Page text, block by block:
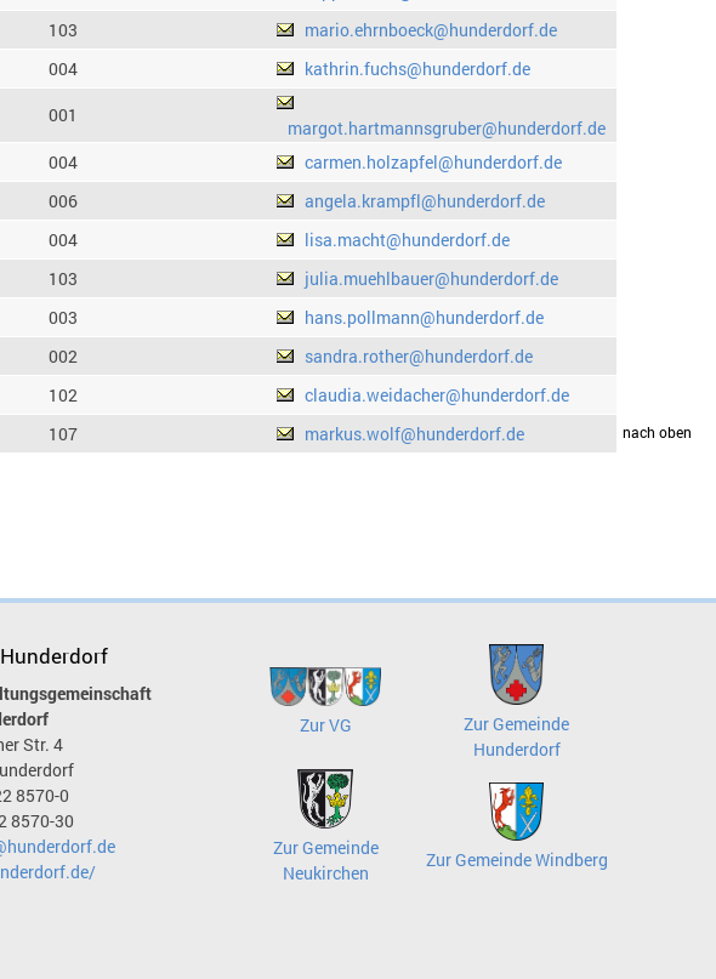
103
mario.ehrnboeck@hunderdorf.de
004
kathrin.fuchs@hunderdorf.de
001
margot.hartmannsgruber@hunderdorf.de
004
carmen.holzapfel@hunderdorf.de
006
angela.krampfl@hunderdorf.de
004
lisa.macht@hunderdorf.de
103
julia.muehlbauer@hunderdorf.de
003
hans.pollmann@hunderdorf.de
002
sandra.rother@hunderdorf.de
102
claudia.weidacher@hunderdorf.de
107 markus.wolf@hunderdorf.dedrucken nach oben
Str. 4
8570-0
8570-30
Zur VG
Zur Gemeinde
Hunderdorf
Zur Gemeinde
Neukirchen
Zur Gemeinde Windberg